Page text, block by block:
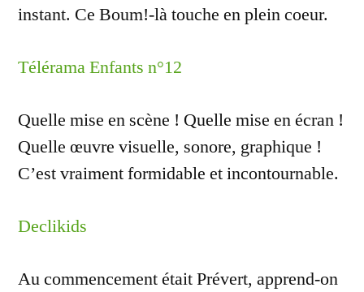
instant. Ce Boum!-là touche en plein coeur.
Télérama Enfants n°12
Quelle mise en scène ! Quelle mise en écran !
Quelle œuvre visuelle, sonore, graphique !
C’est vraiment formidable et incontournable.
Declikids
Au commencement était Prévert, apprend-on